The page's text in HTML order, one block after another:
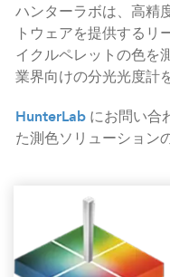
ハンターラボは、高精
トウェアを提供するリ
イクルペレットの色を
業界向けの分光光度計
HunterLab にお問い合
た測色ソリューション